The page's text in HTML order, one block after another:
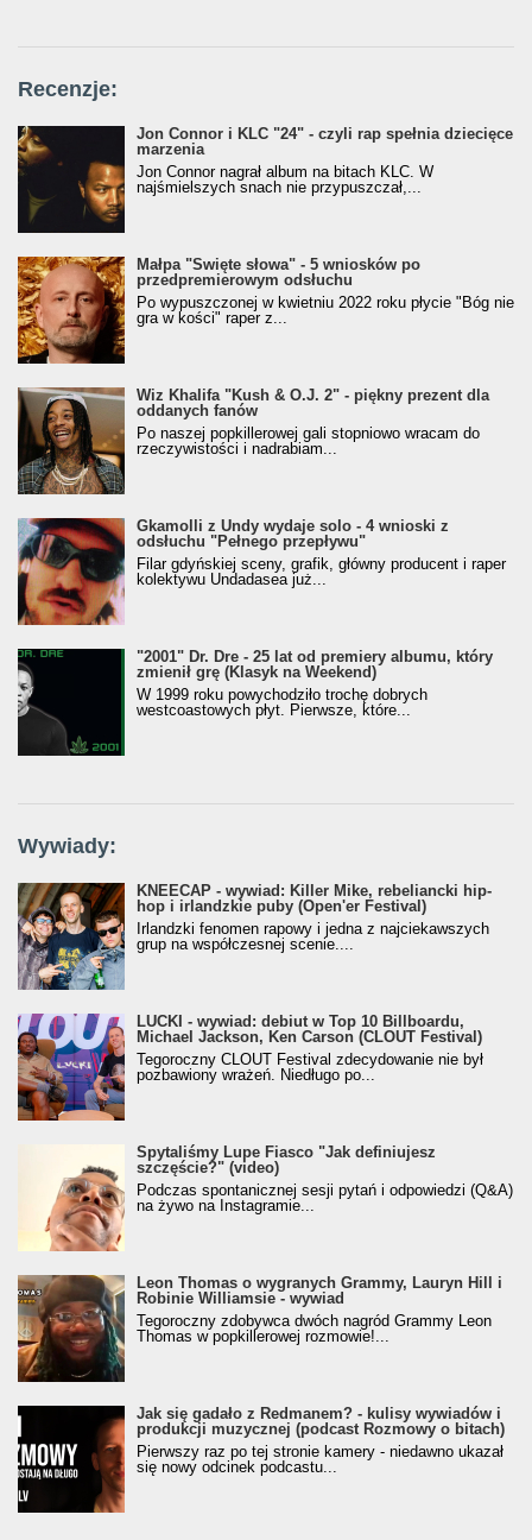
Recenzje:
Jon Connor i KLC "24" - czyli rap spełnia dziecięce
marzenia
Jon Connor nagrał album na bitach KLC. W
najśmielszych snach nie przypuszczał,...
Małpa "Święte słowa" - 5 wniosków po
przedpremierowym odsłuchu
Po wypuszczonej w kwietniu 2022 roku płycie "Bóg nie
gra w kości" raper z...
Wiz Khalifa "Kush & O.J. 2" - piękny prezent dla
oddanych fanów
Po naszej popkillerowej gali stopniowo wracam do
rzeczywistości i nadrabiam...
Gkamolli z Undy wydaje solo - 4 wnioski z
odsłuchu "Pełnego przepływu"
Filar gdyńskiej sceny, grafik, główny producent i raper
kolektywu Undadasea już...
"2001" Dr. Dre - 25 lat od premiery albumu, który
zmienił grę (Klasyk na Weekend)
W 1999 roku powychodziło trochę dobrych
westcoastowych płyt. Pierwsze, które...
Wywiady:
KNEECAP - wywiad: Killer Mike, rebeliancki hip-
hop i irlandzkie puby (Open'er Festival)
Irlandzki fenomen rapowy i jedna z najciekawszych
grup na współczesnej scenie....
LUCKI - wywiad: debiut w Top 10 Billboardu,
Michael Jackson, Ken Carson (CLOUT Festival)
Tegoroczny CLOUT Festival zdecydowanie nie był
pozbawiony wrażeń. Niedługo po...
Spytaliśmy Lupe Fiasco "Jak definiujesz
szczęście?" (video)
Podczas spontanicznej sesji pytań i odpowiedzi (Q&A)
na żywo na Instagramie...
Leon Thomas o wygranych Grammy, Lauryn Hill i
Robinie Williamsie - wywiad
Tegoroczny zdobywca dwóch nagród Grammy Leon
Thomas w popkillerowej rozmowie!...
Jak się gadało z Redmanem? - kulisy wywiadów i
produkcji muzycznej (podcast Rozmowy o bitach)
Pierwszy raz po tej stronie kamery - niedawno ukazał
się nowy odcinek podcastu...